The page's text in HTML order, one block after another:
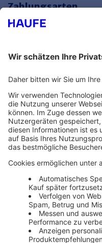
Zahlungsarten
Themenwelten
Haufe Group